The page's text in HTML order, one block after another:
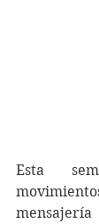
Esta